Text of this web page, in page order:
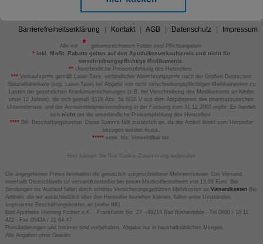
Barrierefreiheitserklärung Kontakt AGB Datenschutz Impressum
Alle mit
gekennzeichneten Felder sind Pflichtangaben.
*inkl. MwSt. Rabatte gelten auf den Apothekenverkaufspreis und nicht für
verschreibungspflichtige Medikamente.
** Unverbindliche Preisempfehlung des Herstellers.
*** Verkaufspreis gemäß Lauer-Taxe; verbindlicher Abrechnungspreis nach der Großen Deutschen
Spezialitätentaxe (sog. Lauer-Taxe) bei Abgabe von nicht verschreibungspflichtigen Medikamenten zu
Lasten der gesetzlichen Krankenversicherungen (z.B. bei Verschreibung des Medikaments an Kinder
unter 12 Jahren), die sich gemäß §129 Abs. 5a SGB V aus dem Abgabepreis des pharmazeutischen
Unternehmens und der Arzneimittelpreisverordnung in der Fassung zum 31.12.2003 ergibt. Es handelt
sich nicht um die unverbindliche Preisempfehlung des Herstellers.
****BK: Beschaffungskosten. Diese Summe fällt zusätzlich an, da der Artikel direkt vom Hersteller
bezogen werden muss.
*****verw. bis: Verwendbar bis.
Hier können Sie Ihre Cookie-Zustimmung widerrufen
Die angegebenen Preise beinhalten die gesetzlich vorgeschriebene Mehrwertsteuer. Der Versand
innerhalb Deutschlands ist versandkostenfrei bei einem Mindestbestellwert von 13,99 Euro. Bei
Sendungen ins Ausland fallen durch erhöhte Versicherungsgebühren Mehrkosten an VersandkostenBei
Artikeln, die wir ausschließlich über den Hersteller beziehen können, fallen unter Umständen
sogenannte Beschaffungskosten an (siehe BK).
Bad Apotheke Henning Fichter e.K. - Frankfurter Str. 27 - 49214 Bad Rothenfelde - Tel 0800 / 10 11
422 - Fax 05424 / 21 64 47
Preisänderungen und Irrtümer sind vorbehalten. Abgabe nur in haushaltsüblichen Mengen.
Alle Angaben ohne Gewähr.